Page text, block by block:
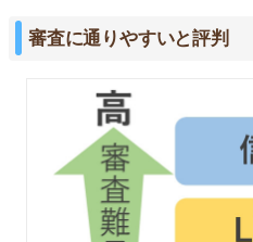
審査に通りやすいと評判